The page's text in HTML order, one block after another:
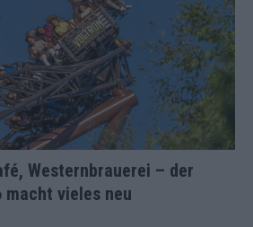
Westernbrauerei – der
macht vieles neu